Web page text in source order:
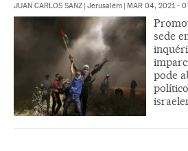
JUAN CARLOS SANZ | Jerusalém | MAR 04, 2021 -
sede
pode